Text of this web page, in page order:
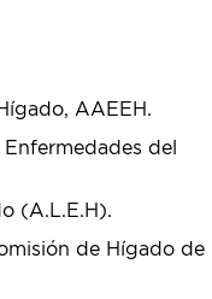
AAEEH.
del
(A.L.E.H).
de Hígado de